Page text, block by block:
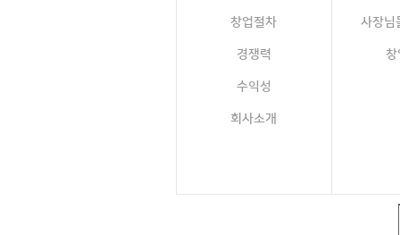
창업절차
경쟁력
수익성
회사소개
사장님